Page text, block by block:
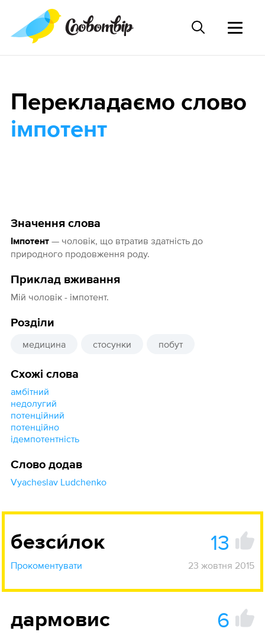
Значення слова
Імпотент— чоловік, що втратив здатність до
природного продовження роду.
Приклад вживання
Мій чоловік - імпотент.
Розділи
медицина стосунки побут
Схожі слова
амбітний
недолугий
потенційний
потенційно
ідемпотентність
Слово додав
Vyacheslav Ludchenko
Перекладаємо слово
імпотент
безси́лок 13
Прокоментувати 23 жовтня 2015
дармовис 6